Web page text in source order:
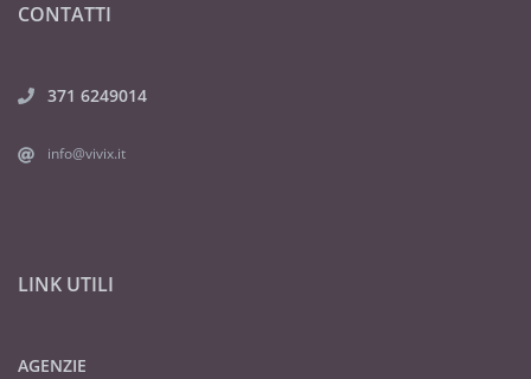
CONTATTI
371 6249014
info@vivix.it
LINK UTILI
AGENZIE